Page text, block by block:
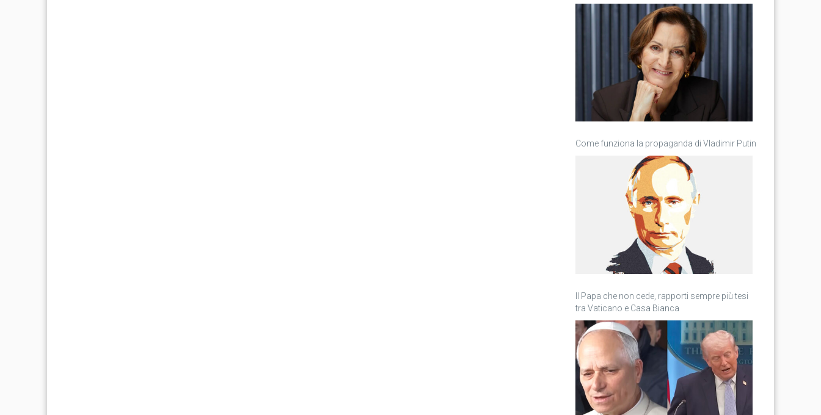
Come funziona la propaganda di Vladimir Putin
Il Papa che non cede, rapporti sempre più tesi
tra Vaticano e Casa Bianca